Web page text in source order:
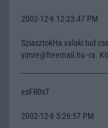
2002-12-6 12:23:47 PM
SziasztokHa valaki tud
yimre@freemail.hu -ra.
esFR0sT
2002-12-6 5:26:57 PM